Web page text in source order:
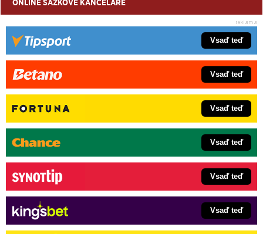
Vsaď teď
Vsaď teď
Vsaď teď
Vsaď teď
Vsaď teď
Vsaď teď